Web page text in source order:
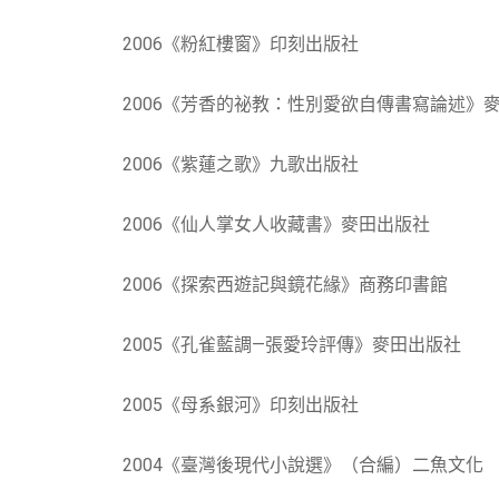
2006《粉紅樓窗》印刻出版社
2006《芳香的祕教：性別愛欲自傳書寫論述》
2006《紫蓮之歌》九歌出版社
2006《仙人掌女人收藏書》麥田出版社
2006《探索西遊記與鏡花緣》商務印書館
2005《孔雀藍調—張愛玲評傳》麥田出版社
2005《母系銀河》印刻出版社
2004《臺灣後現代小說選》（合編）二魚文化